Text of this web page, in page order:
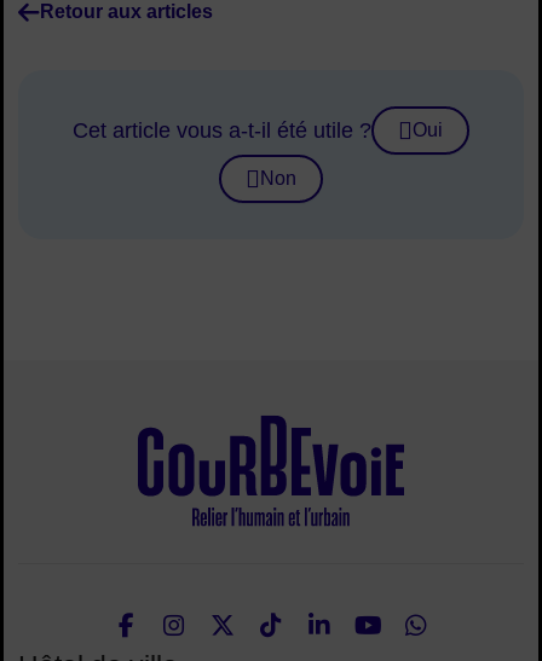
Retour aux articles
Cet article vous a-t-il été utile ? Oui
Non
Nous suivre
FacebookInstagramTwitterTikTokLinkedIn